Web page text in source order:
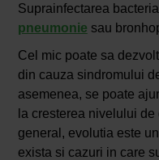
Suprainfectarea
pneumonie sau
Cel mic poate sa
din cauza sindromului
asemenea, se poate
la cresterea nivelului
general, evolutia este
exista si cazuri in care